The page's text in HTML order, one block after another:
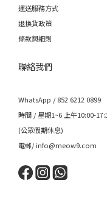
運送服務方式
退換貨政策
條款與細則
聯絡我們
WhatsApp / 852 6212 0899
時間 / 星期1~6 上午10:00-
(公眾假期休息)
電郵/ info@meow9.com